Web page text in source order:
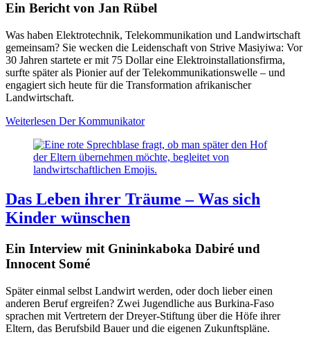
Ein Bericht von Jan Rübel
Was haben Elektrotechnik, Telekommunikation und Landwirtschaft
gemeinsam? Sie wecken die Leidenschaft von Strive Masiyiwa: Vor
30 Jahren startete er mit 75 Dollar eine Elektroinstallationsfirma,
surfte später als Pionier auf der Telekommunikationswelle – und
engagiert sich heute für die Transformation afrikanischer
Landwirtschaft.
Weiterlesen Der Kommunikator
Das Leben ihrer Träume – Was sich
Kinder wünschen
Ein Interview mit Gnininkaboka Dabiré und
Innocent Somé
Später einmal selbst Landwirt werden, oder doch lieber einen
anderen Beruf ergreifen? Zwei Jugendliche aus Burkina-Faso
sprachen mit Vertretern der Dreyer-Stiftung über die Höfe ihrer
Eltern, das Berufsbild Bauer und die eigenen Zukunftspläne.